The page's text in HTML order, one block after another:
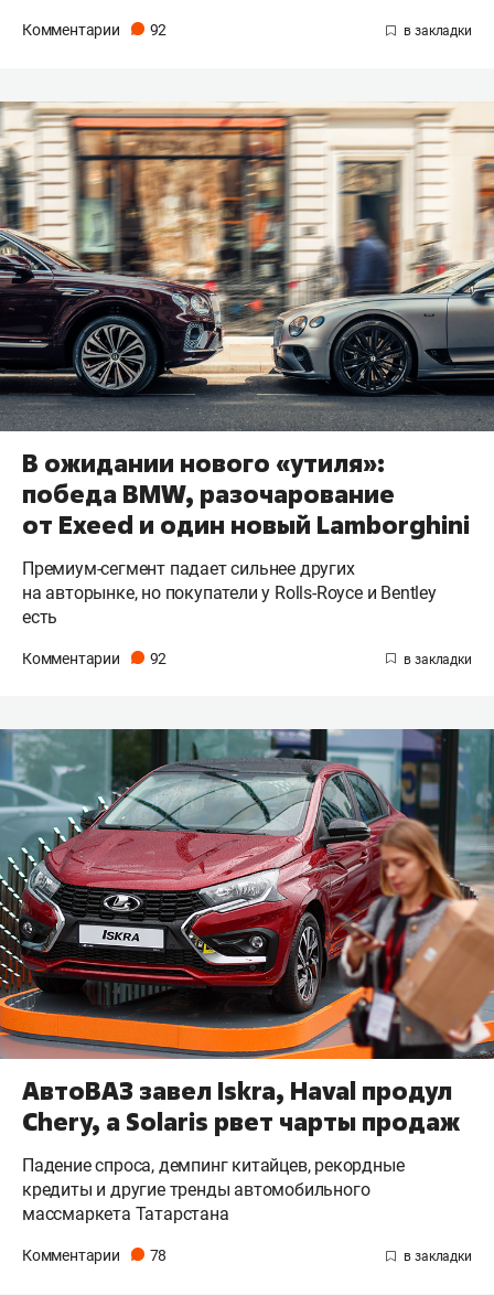
Комментарии 92
В ожидании нового «утиля»:
победа BMW, разочарование
от Exeed и один новый Lamborghini
Премиум-сегмент падает сильнее других
на авторынке, но покупатели у Rolls-Royce и Bentley
есть
Комментарии 92
АвтоВАЗ завел Iskra, Haval продул
Chery, а Solaris рвет чарты продаж
Падение спроса, демпинг китайцев, рекордные
кредиты и другие тренды автомобильного
массмаркета Татарстана
Комментарии 78